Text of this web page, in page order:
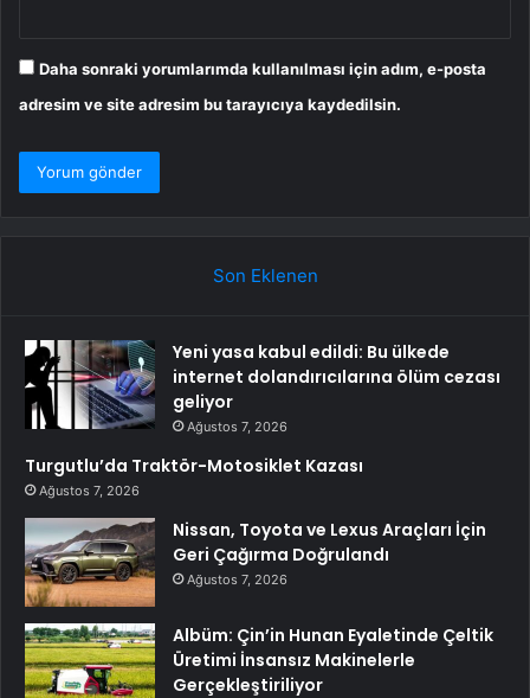
Daha sonraki yorumlarımda kullanılması için adım, e-posta
adresim ve site adresim bu tarayıcıya kaydedilsin.
Son Eklenen
Yeni yasa kabul edildi: Bu ülkede
internet dolandırıcılarına ölüm cezası
geliyor
Ağustos 7, 2026
Turgutlu’da Traktör-Motosiklet Kazası
Ağustos 7, 2026
Nissan, Toyota ve Lexus Araçları İçin
Geri Çağırma Doğrulandı
Ağustos 7, 2026
Albüm: Çin’in Hunan Eyaletinde Çeltik
Üretimi İnsansız Makinelerle
Gerçekleştiriliyor